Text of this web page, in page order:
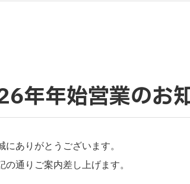
年年始営業のお
ありがとうございます。
通りご案内差し上げます。